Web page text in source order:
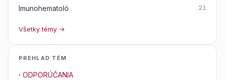
Imunohematoló 21
Všetky témy →
PREHLAD TÉM
· ODPORÚČANIA